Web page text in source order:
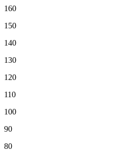
160
150
140
130
120
110
100
90
80